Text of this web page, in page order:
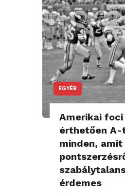
EGYÉB
Amerikai
érthetően
minden,
érdemes